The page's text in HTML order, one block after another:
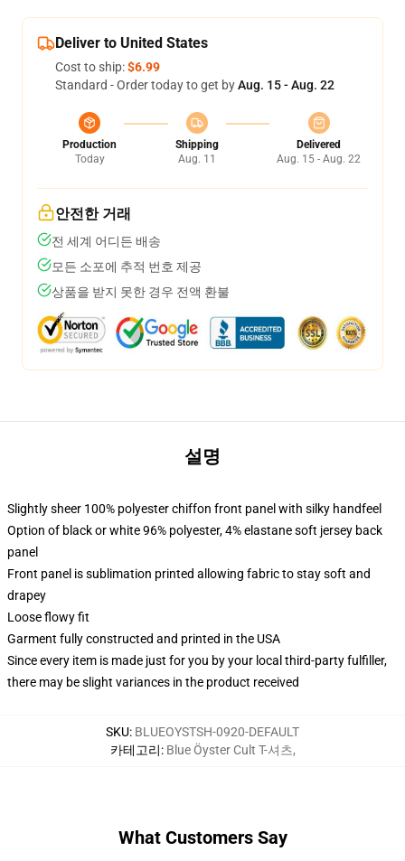
Deliver to United States
Cost to ship:$6.99
Standard - Order today to get byAug. 15 - Aug. 22
Production
Today
Shipping
Aug. 11
Delivered
Aug. 15 - Aug. 22
안전한 거래
전 세계 어디든 배송
모든 소포에 추적 번호 제공
상품을 받지 못한 경우 전액 환불
설명
Slightly sheer 100% polyester chiffon front panel with silky handfeel
Option of black or white 96% polyester, 4% elastane soft jersey back
panel
Front panel is sublimation printed allowing fabric to stay soft and
drapey
Loose flowy fit
Garment fully constructed and printed in the USA
Since every item is made just for you by your local third-party fulfiller,
there may be slight variances in the product received
SKU: BLUEOYSTSH-0920-DEFAULT
카테고리: Blue Öyster Cult T-셔츠,
What Customers Say